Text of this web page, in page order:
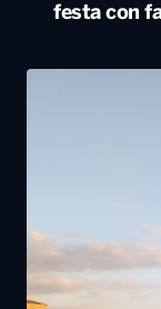
Tornano
futuro tra
Giovanni